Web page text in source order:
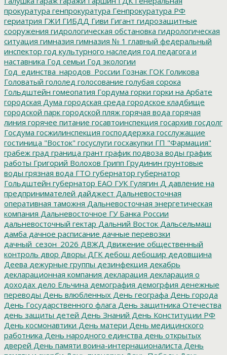
прокуратура генпрокуратура Генпрокуратура РФ
гериатрия ГЖИ ГИБДД Гиви Гигант гидрозащитные
сооружения гидрологическая обстановка гидрологическая
ситуация гимназия гимназия № 1 главный федеральный
инспектор год культурного наследия год педагога и
наставника Год семьи Год экологии
Год_единства_народов_России Гознак ГОК Голикова
Головатый гололед голосование голубая сорока
Гольдштейн гомеопатия Гордума горки горки на Арбате
городская Дума городская среда городское кладбище
городской парк городской пляж горячая вода горячая
линия горячее питание госавтоинспекция госархив госдолг
Госдума госжилинспекция господдержка госслужащие
гостиница "Восток" госуслуги госхакупки ГП "Фармация"
грабеж град граница грант график подвоза воды график
работы Григорий Волохов Грипп Грудинин грунтовые
воды грязная вода ГТО губернатор губернатор
Гольдштейн губернатор ЕАО ГУК Гулягин Д давление на
предпринимателей дайджест Дальневосточная
оперативная таможня Дальневосточная энергетическая
компания Дальневосточное ГУ Банка России
дальневосточный гектар Дальний Восток Дальсельмаш
дамба дачное расписание дачные перевозки
дачный_сезон_2026 ДВЖД Движение общественный
контроль двор Дворы ДГК дебош дебошир дедовщина
Деева дежурные группы дезинфекция декабрь
декларационная компания декларация декларация о
доходах дело Ельчина демография демогрфия денежные
переводы День влюбленных День географа День города
День Государственного флага День защитника Отечества
день защиты детей День Знаний День Конституции РФ
День космонавтики День матери День медицинского
работника День народного единства день открытых
дверей День памяти воина-интернационалиста День